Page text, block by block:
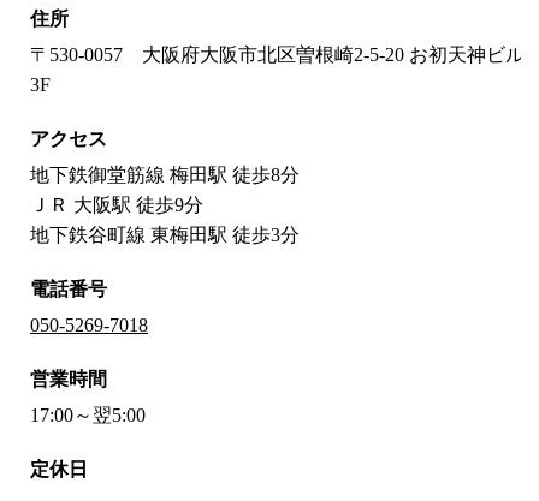
住所
〒530-0057 大阪府大阪市北区曽根崎2-5-20 お初天神ビル
3F
アクセス
地下鉄御堂筋線 梅田駅 徒歩8分
ＪＲ 大阪駅 徒歩9分
地下鉄谷町線 東梅田駅 徒歩3分
電話番号
050-5269-7018
営業時間
17:00～翌5:00
定休日